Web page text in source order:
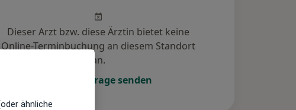
Dieser Arzt bzw. diese Ärztin bietet keine
Online-Terminbuchung an diesem Standort
an.
Terminanfrage senden
ähnliche